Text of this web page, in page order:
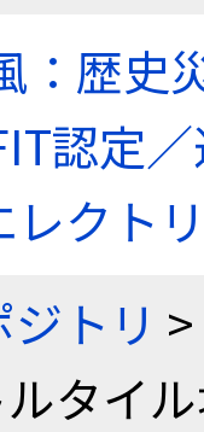
：歴史
認定
レクト
トリ >
タイ